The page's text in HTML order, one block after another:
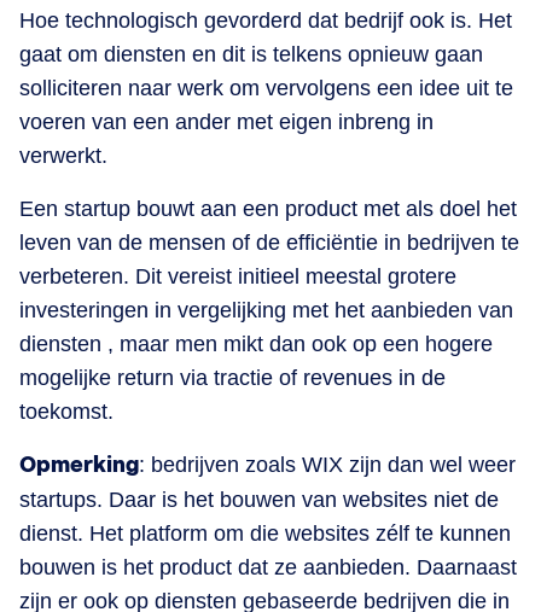
Hoe technologisch gevorderd dat bedrijf ook is. Het
gaat om diensten en dit is telkens opnieuw gaan
solliciteren naar werk om vervolgens een idee uit te
voeren van een ander met eigen inbreng in
verwerkt.
Een startup bouwt aan een product met als doel het
leven van de mensen of de efficiëntie in bedrijven te
verbeteren. Dit vereist initieel meestal grotere
investeringen in vergelijking met het aanbieden van
diensten , maar men mikt dan ook op een hogere
mogelijke return via tractie of revenues in de
toekomst.
Opmerking: bedrijven zoals WIX zijn dan wel weer
startups. Daar is het bouwen van websites niet de
dienst. Het platform om die websites zélf te kunnen
bouwen is het product dat ze aanbieden. Daarnaast
zijn er ook op diensten gebaseerde bedrijven die in